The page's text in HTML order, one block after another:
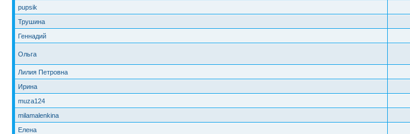
pupsik
Трушина
Геннадий
Ольга
Лилия Петровна
Ирина
muza124
milamalenkina
Елена